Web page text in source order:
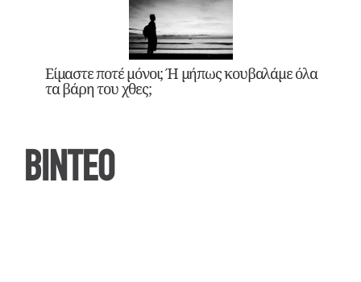
Είμαστε ποτέ μόνοι; Ή μήπως κουβαλάμε όλα
τα βάρη του χθες;
ΒΙΝΤΕΟ